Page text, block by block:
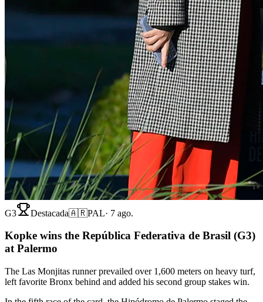
G3 Destacada🇦🇷PAL· 7 ago.
Kopke wins the República Federativa de Brasil (G3)
at Palermo
The Las Monjitas runner prevailed over 1,600 meters on heavy turf,
left favorite Bronx behind and added his second group stakes win.